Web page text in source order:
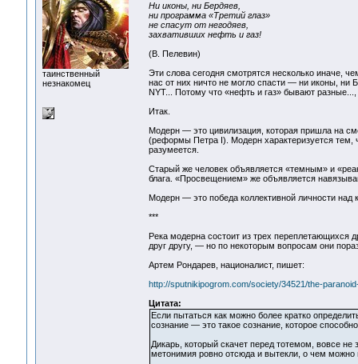
таинственный
незнакомец
Ни иконы, ни Бердяев,
ни программа «Третий глаз»
не спасут от негодяев,
захвативших нефть и газ!
(В. Пелевин)
Эти слова сегодня смотрятся несколько иначе,
нас от них ничто не могло спасти — ни иконы, ни
NYT... Потому что «нефть и газ» бывают
Итак.
Модерн — это цивилизация, которая пришла на
(реформы Петра I). Модерн характеризуется тем,
разумеется.
Старый же человек объявляется «темным» и
блага. «Просвещением» же объявляется
Модерн — это победа коллективной личности над
***
Река модерна состоит из трех переплетающихся
друг другу, — но по некоторым вопросам они
Артем Рондарев, националист, пишет:
http://sputnikipogrom.com/society/34521/the-
Цитата:
Если пытаться как можно более кратко
сознание — это такое сознание, которое
Дикарь, который скачет перед тотемом, вовсе
метонимия ровно отсюда и вытекли, о чем можно